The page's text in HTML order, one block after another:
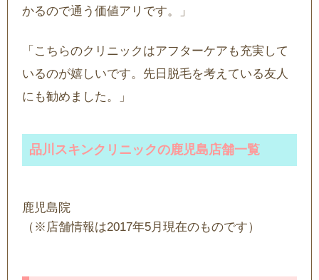
かるので通う価値アリです。」
「こちらのクリニックはアフターケアも充実して
いるのが嬉しいです。先日脱毛を考えている友人
にも勧めました。」
品川スキンクリニックの鹿児島店舗一覧
鹿児島院
（※店舗情報は2017年5月現在のものです）